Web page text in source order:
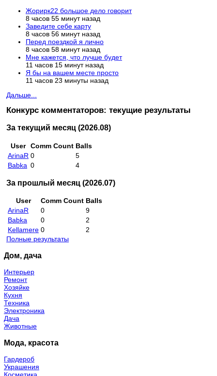
Жорирк22 большое дело говорит
8 часов 55 минут назад
Заведите себе карту
8 часов 56 минут назад
Перед поездкой я лично
8 часов 58 минут назад
Мне кажется, что лучше будет
11 часов 15 минут назад
Я бы на вашем месте просто
11 часов 23 минуты назад
Дальше...
Конкурс комментаторов: текущие результаты
За текущий месяц (2026.08)
User Comm Count Balls
ArinaR 0
5
Babka 0 4
За прошлый месяц (2026.07)
User Comm Count Balls
ArinaR
0
9
Babka
0
2
Kellamere 0
2
Полные результаты
Дом, дача
Интерьер
Ремонт
Хозяйке
Кухня
Техника
Электроника
Дача
Животные
Мода, красота
Гардероб
Украшения